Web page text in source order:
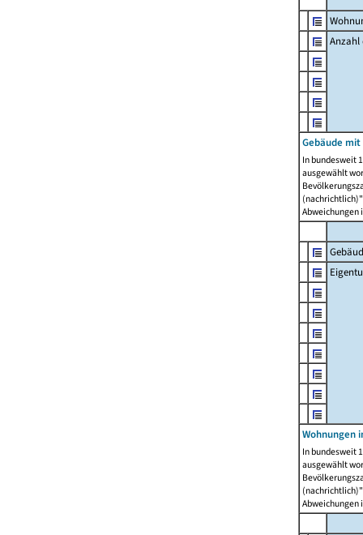
Anzahl
Gebäude
In bundesweit
ausgewählt
Abweichungen
Wohnungen
In bundesweit
ausgewählt
Abweichungen